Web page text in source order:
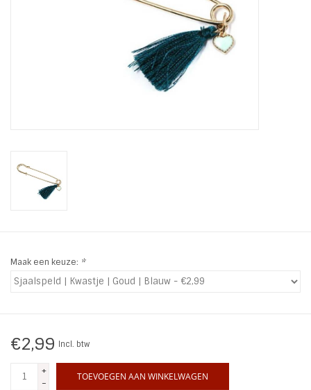
Ohlala Jewels
SALE
Maak een keuze: *
€2,99 Incl. btw
+
-
TOEVOEGEN AAN WINKELWAGEN